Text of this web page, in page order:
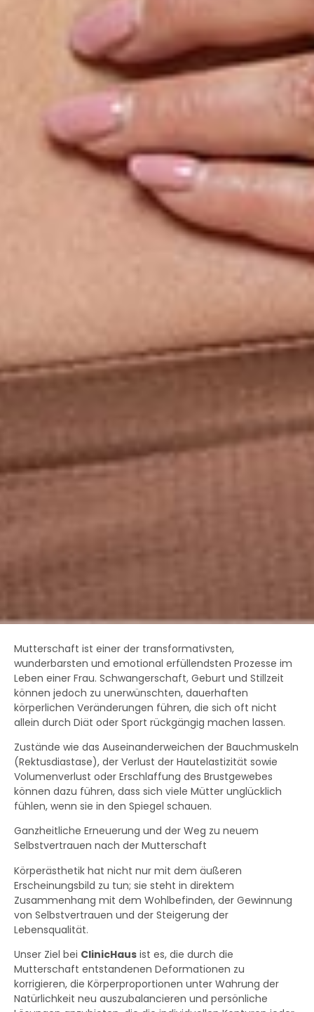
Mutterschaft ist einer der transformativsten,
wunderbarsten und emotional erfüllendsten Prozesse im
Leben einer Frau. Schwangerschaft, Geburt und Stillzeit
können jedoch zu unerwünschten, dauerhaften
körperlichen Veränderungen führen, die sich oft nicht
allein durch Diät oder Sport rückgängig machen lassen.
Zustände wie das Auseinanderweichen der Bauchmuskeln
(Rektusdiastase), der Verlust der Hautelastizität sowie
Volumenverlust oder Erschlaffung des Brustgewebes
können dazu führen, dass sich viele Mütter unglücklich
fühlen, wenn sie in den Spiegel schauen.
Ganzheitliche Erneuerung und der Weg zu neuem
Selbstvertrauen nach der Mutterschaft
Körperästhetik hat nicht nur mit dem äußeren
Erscheinungsbild zu tun; sie steht in direktem
Zusammenhang mit dem Wohlbefinden, der Gewinnung
von Selbstvertrauen und der Steigerung der
Lebensqualität.
Unser Ziel bei ClinicHaus ist es, die durch die
Mutterschaft entstandenen Deformationen zu
korrigieren, die Körperproportionen unter Wahrung der
Natürlichkeit neu auszubalancieren und persönliche